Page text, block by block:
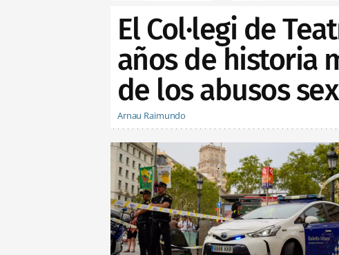
El Col·legi de
años de historia
de los abusos
Arnau Raimundo